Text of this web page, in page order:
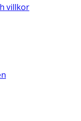
villkor